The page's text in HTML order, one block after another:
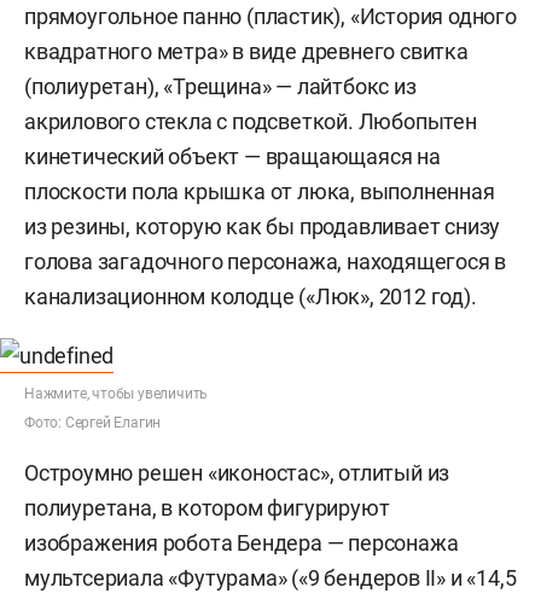
прямоугольное панно (пластик), «История одного
квадратного метра» в виде древнего свитка
(полиуретан), «Трещина» — лайтбокс из
акрилового стекла с подсветкой. Любопытен
кинетический объект — вращающаяся на
плоскости пола крышка от люка, выполненная
из резины, которую как бы продавливает снизу
голова загадочного персонажа, находящегося в
канализационном колодце («Люк», 2012 год).
Нажмите, чтобы увеличить
Фото: Сергей Елагин
Остроумно решен «иконостас», отлитый из
полиуретана, в котором фигурируют
изображения робота Бендера — персонажа
мультсериала «Футурама» («9 бендеров II» и «14,5